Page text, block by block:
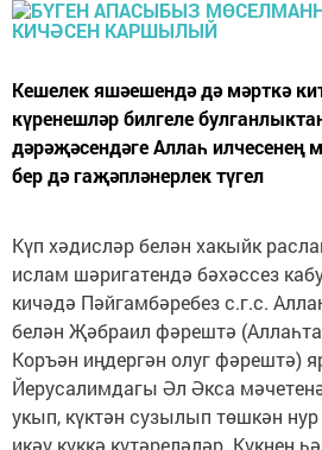
Кешелек яшәешендә дә мәрткә
күренешләр билгеле
дәрәҗәсендәге Аллаһ
бер дә гаҗәпләнерлек түгел
Күп хәдисләр белән хакыйк
ислам шәригатендә бәхәссез
кичәдә Пәйгамбәребез с.г.с.
белән Җәбраил фәрештә
Коръән иңдергән олуг фәрештә)
Йерусалимдагы Әл Әкса
укып, күктән сузылып төшкән
икәү күккә күтәреләләр. Күкнең